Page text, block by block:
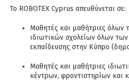
Το ROBOTEX Cyprus απευθύνεται σε:
Μαθητές και μαθήτριες όλων
ιδιωτικών σχολείων όλων
εκπαίδευσης στην Κύπρο
Μαθητές και μαθήτριες
κέντρων, φροντιστηρίων και